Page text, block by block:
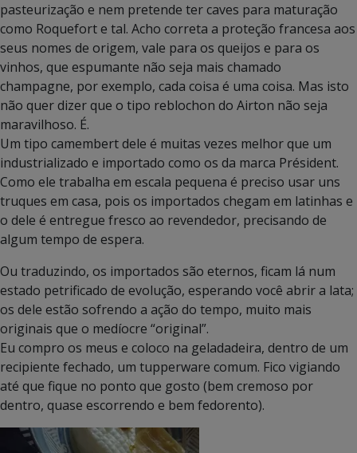
pasteurização e nem pretende ter caves para maturação
como Roquefort e tal. Acho correta a proteção francesa aos
seus nomes de origem, vale para os queijos e para os
vinhos, que espumante não seja mais chamado
champagne, por exemplo, cada coisa é uma coisa. Mas isto
não quer dizer que o tipo reblochon do Airton não seja
maravilhoso. É.
Um tipo camembert dele é muitas vezes melhor que um
industrializado e importado como os da marca Président.
Como ele trabalha em escala pequena é preciso usar uns
truques em casa, pois os importados chegam em latinhas e
o dele é entregue fresco ao revendedor, precisando de
algum tempo de espera.
Ou traduzindo, os importados são eternos, ficam lá num
estado petrificado de evolução, esperando você abrir a lata;
os dele estão sofrendo a ação do tempo, muito mais
originais que o medíocre “original”.
Eu compro os meus e coloco na geladadeira, dentro de um
recipiente fechado, um tupperware comum. Fico vigiando
até que fique no ponto que gosto (bem cremoso por
dentro, quase escorrendo e bem fedorento).